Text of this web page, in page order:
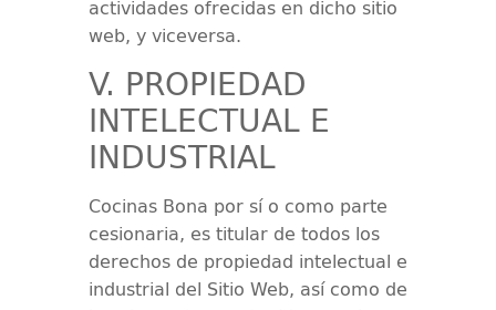
actividades ofrecidas en dicho sitio
web, y viceversa.
V. PROPIEDAD
INTELECTUAL E
INDUSTRIAL
Cocinas Bona por sí o como parte
cesionaria, es titular de todos los
derechos de propiedad intelectual e
industrial del Sitio Web, así como de